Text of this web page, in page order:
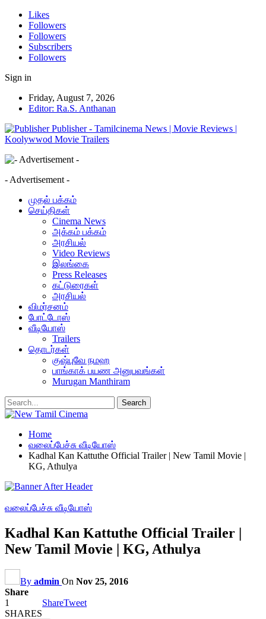
Likes
Followers
Followers
Subscribers
Followers
Sign in
Friday, August 7, 2026
Editor: Ra.S. Anthanan
Publisher - Tamilcinema News | Movie Reviews |
Koolywwod Movie Trailers
- Advertisement -
முதல் பக்கம்
செய்திகள்
Cinema News
அக்கம் பக்கம்
அரசியல்
Video Reviews
இலங்கை
Press Releases
கட்டுரைகள்
அரசியல்
விமர்சனம்
போட்டோஸ்
வீடியோஸ்
Trailers
தொடர்கள்
குஷ்புவே நமஹ
பாங்காக் பயண அனுபவங்கள்
Murugan Manthiram
Home
வலைப்பேச்சு வீடியோஸ்
Kadhal Kan Kattuthe Official Trailer | New Tamil Movie |
KG, Athulya
வலைப்பேச்சு வீடியோஸ்
Kadhal Kan Kattuthe Official Trailer |
New Tamil Movie | KG, Athulya
By admin On Nov 25, 2016
Share
1
SHARES
ShareTweet